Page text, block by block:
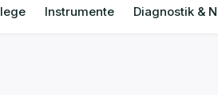
Instrumente Diagnostik &